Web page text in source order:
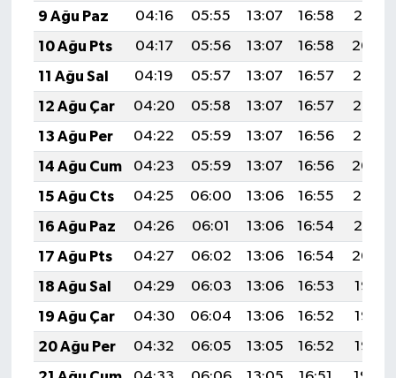
9 Ağu Paz
04:16 05:55 13:07 16:58
20:10
10 Ağu Pts
04:17 05:56 13:07 16:58
20:09
11 Ağu Sal
04:19 05:57 13:07 16:57
20:08
12 Ağu Çar
04:20 05:58 13:07 16:57
20:06
13 Ağu Per
04:22 05:59 13:07 16:56
20:05
14 Ağu Cum
04:23 05:59 13:07 16:56
20:04
15 Ağu Cts
04:25 06:00 13:06 16:55
20:03
16 Ağu Paz
04:26 06:01 13:06 16:54
20:01
17 Ağu Pts
04:27 06:02 13:06 16:54
20:00
18 Ağu Sal
04:29 06:03 13:06 16:53
19:58
19 Ağu Çar
04:30 06:04 13:06 16:52
19:57
20 Ağu Per
04:32 06:05 13:05 16:52
19:55